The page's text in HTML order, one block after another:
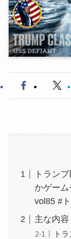
トラン
かゲー
vol85 #
主な内容
ト